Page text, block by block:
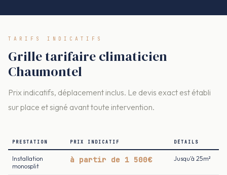
TARIFS INDICATIFS
Grille tarifaire climaticien
Chaumontel
Prix indicatifs, déplacement inclus. Le devis exact est établi
sur place et signé avant toute intervention.
PRESTATION PRIX INDICATIF DÉTAILS
Installation
monosplit
à partir de 1 500€ Jusqu'à 25m²